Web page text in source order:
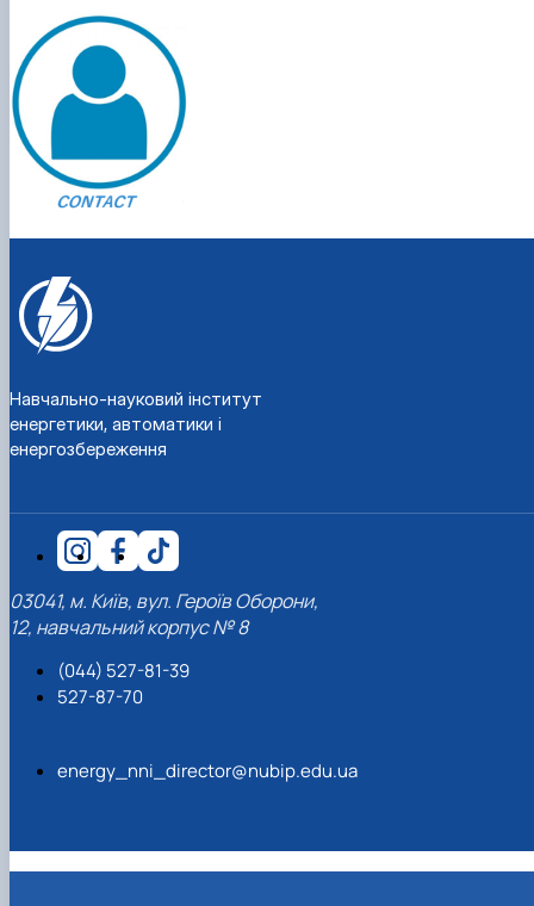
Навчально-науковий інститут
енергетики, автоматики і
енергозбереження
03041, м. Київ, вул. Героїв Оборони,
12, навчальний корпус № 8
(044) 527-81-39
527-87-70
energy_nni_director@nubip.edu.ua